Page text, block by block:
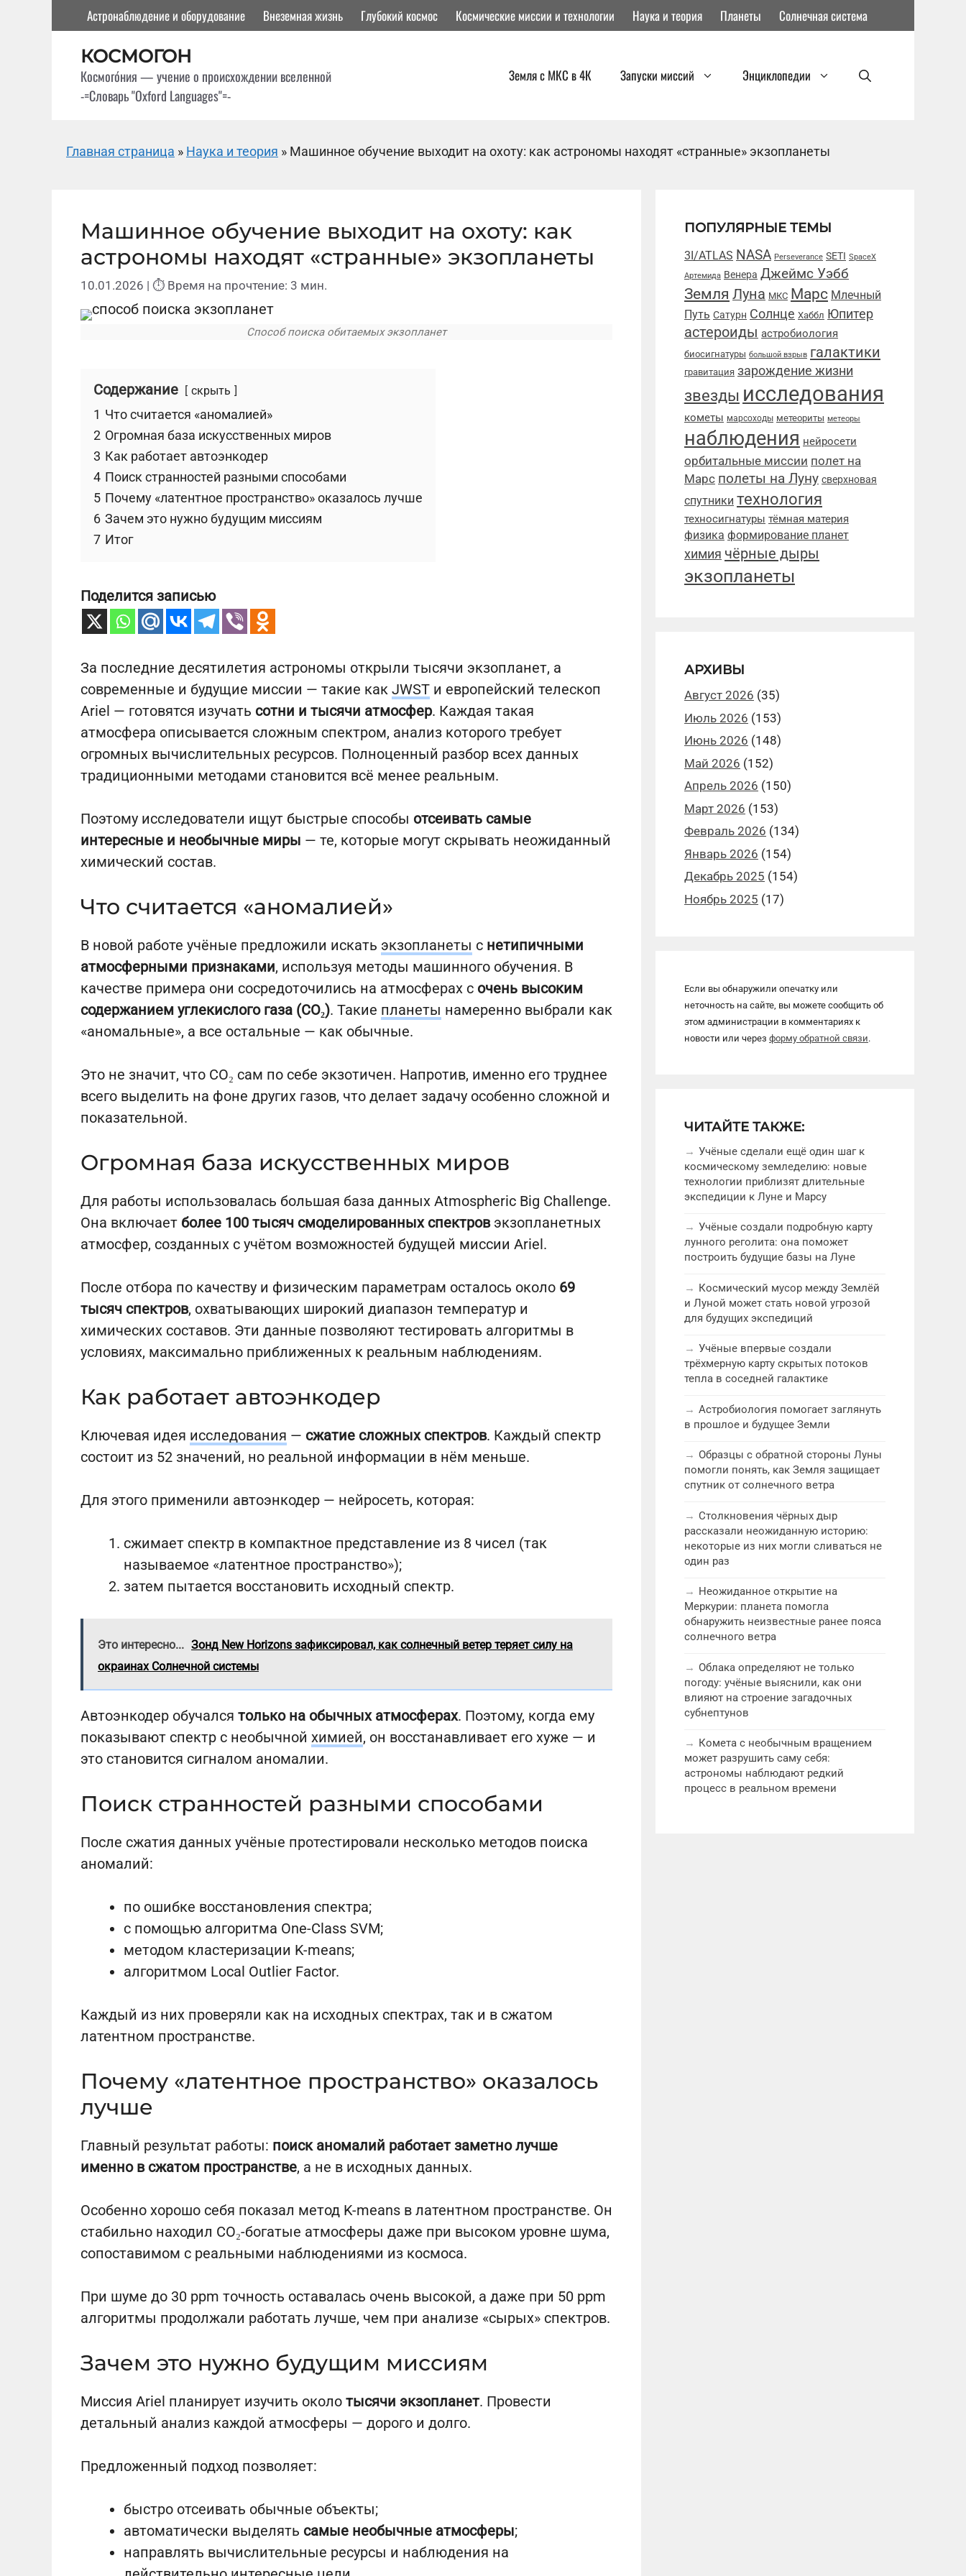
содержимому
Астронаблюдение и оборудование Внеземная жизнь Глубокий космос Космические миссии и технологии Наука и теория Планеты Солнечная система
КОСМОГОН
Космого́ния — учение о происхождении вселенной
-=Словарь "Oxford Languages"=-
Земля с МКС в 4К Запуски миссий Энциклопедии
Главная страница » Наука и теория » Машинное обучение выходит на охоту: как астрономы находят «странные» экзопланеты
Машинное обучение выходит на охоту: как
астрономы находят «странные» экзопланеты
10.01.2026 | ⏱ Время на прочтение: 3 мин.
Способ поиска обитаемых экзопланет
Содержание скрыть
1 Что считается «аномалией»
2 Огромная база искусственных миров
3 Как работает автоэнкодер
4 Поиск странностей разными способами
5 Почему «латентное пространство» оказалось лучше
6 Зачем это нужно будущим миссиям
7 Итог
Поделится записью
За последние десятилетия астрономы открыли тысячи экзопланет, а
современные и будущие миссии — такие как JWST и европейский телескоп
Ariel — готовятся изучать сотни и тысячи атмосфер. Каждая такая
атмосфера описывается сложным спектром, анализ которого требует
огромных вычислительных ресурсов. Полноценный разбор всех данных
традиционными методами становится всё менее реальным.
Поэтому исследователи ищут быстрые способы отсеивать самые
интересные и необычные миры — те, которые могут скрывать неожиданный
химический состав.
Что считается «аномалией»
В новой работе учёные предложили искать экзопланеты с нетипичными
атмосферными признаками, используя методы машинного обучения. В
качестве примера они сосредоточились на атмосферах с очень высоким
содержанием углекислого газа (CO₂). Такие планеты намеренно выбрали как
«аномальные», а все остальные — как обычные.
Это не значит, что CO₂ сам по себе экзотичен. Напротив, именно его труднее
всего выделить на фоне других газов, что делает задачу особенно сложной и
показательной.
Огромная база искусственных миров
Для работы использовалась большая база данных Atmospheric Big Challenge.
Она включает более 100 тысяч смоделированных спектровэкзопланетных
атмосфер, созданных с учётом возможностей будущей миссии Ariel.
После отбора по качеству и физическим параметрам осталось около 69
тысяч спектров, охватывающих широкий диапазон температур и
химических составов. Эти данные позволяют тестировать алгоритмы в
условиях, максимально приближенных к реальным наблюдениям.
Как работает автоэнкодер
Ключевая идея исследования — сжатие сложных спектров. Каждый спектр
состоит из 52 значений, но реальной информации в нём меньше.
Для этого применили автоэнкодер — нейросеть, которая:
сжимает спектр в компактное представление из 8 чисел (так
называемое «латентное пространство»);
затем пытается восстановить исходный спектр.
Это интересно... Зонд New Horizons зафиксировал, как солнечный ветер теряет силу на
окраинах Солнечной системы
Автоэнкодер обучался только на обычных атмосферах. Поэтому, когда ему
показывают спектр с необычной химией, он восстанавливает его хуже — и
это становится сигналом аномалии.
Поиск странностей разными способами
После сжатия данных учёные протестировали несколько методов поиска
аномалий:
по ошибке восстановления спектра;
с помощью алгоритма One-Class SVM;
методом кластеризации K-means;
алгоритмом Local Outlier Factor.
Каждый из них проверяли как на исходных спектрах, так и в сжатом
латентном пространстве.
Почему «латентное пространство» оказалось
лучше
Главный результат работы: поиск аномалий работает заметно лучше
именно в сжатом пространстве, а не в исходных данных.
Особенно хорошо себя показал метод K-means в латентном пространстве. Он
стабильно находил CO₂-богатые атмосферы даже при высоком уровне шума,
сопоставимом с реальными наблюдениями из космоса.
При шуме до 30 ppm точность оставалась очень высокой, а даже при 50 ppm
алгоритмы продолжали работать лучше, чем при анализе «сырых» спектров.
Зачем это нужно будущим миссиям
Миссия Ariel планирует изучить около тысячи экзопланет. Провести
детальный анализ каждой атмосферы — дорого и долго.
Предложенный подход позволяет:
быстро отсеивать обычные объекты;
автоматически выделять самые необычные атмосферы;
направлять вычислительные ресурсы и наблюдения на
ПОПУЛЯРНЫЕ ТЕМЫ
3I/ATLAS NASA Perseverance SETI SpaceX
Артемида Венера Джеймс Уэбб
Земля Луна МКС Марс Млечный
Путь Сатурн Солнце Хаббл Юпитер
астероиды астробиология
биосигнатуры большой взрыв галактики
гравитация зарождение жизни
звезды исследования
кометы марсоходы метеориты метеоры
наблюдения нейросети
орбитальные миссии полет на
Марс полеты на Луну сверхновая
спутники технология
техносигнатуры тёмная материя
физика формирование планет
химия чёрные дыры
экзопланеты
АРХИВЫ
Август 2026 (35)
Июль 2026 (153)
Июнь 2026 (148)
Май 2026 (152)
Апрель 2026 (150)
Март 2026 (153)
Февраль 2026 (134)
Январь 2026 (154)
Декабрь 2025 (154)
Ноябрь 2025 (17)
Если вы обнаружили опечатку или
неточность на сайте, вы можете сообщить об
этом администрации в комментариях к
новости или через форму обратной связи.
ЧИТАЙТЕ ТАКЖЕ:
Учёные сделали ещё один шаг к
космическому земледелию: новые
технологии приблизят длительные
экспедиции к Луне и Марсу
Учёные создали подробную карту
лунного реголита: она поможет
построить будущие базы на Луне
Космический мусор между Землёй
и Луной может стать новой угрозой
для будущих экспедиций
Учёные впервые создали
трёхмерную карту скрытых потоков
тепла в соседней галактике
Астробиология помогает заглянуть
в прошлое и будущее Земли
Образцы с обратной стороны Луны
помогли понять, как Земля защищает
спутник от солнечного ветра
Столкновения чёрных дыр
рассказали неожиданную историю:
некоторые из них могли сливаться не
один раз
Неожиданное открытие на
Меркурии: планета помогла
обнаружить неизвестные ранее пояса
солнечного ветра
Облака определяют не только
погоду: учёные выяснили, как они
влияют на строение загадочных
субнептунов
Комета с необычным вращением
может разрушить саму себя:
астрономы наблюдают редкий
процесс в реальном времени